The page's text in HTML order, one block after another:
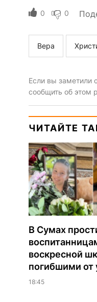
0 0
Вера
Если вы заметили
сообщить об этом
ЧИТАЙТЕ
В Сумах
воскресной
погибшими от
18:45